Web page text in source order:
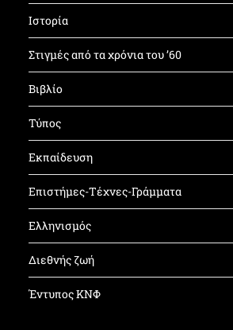
Ιστορία
Στιγμές από τα χρόνια του ’60
Βιβλίο
Τύπος
Εκπαίδευση
Επιστήμες-Τέχνες-Γράμματα
Ελληνισμός
Διεθνής ζωή
Έντυπος ΚΝΦ